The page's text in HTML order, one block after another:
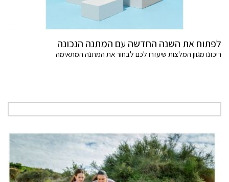
לפתוח את השנה החדשה עם המתנה הנכונה
ריכזנו מגוון המלצות שיעזרו לכם לבחור את המתנה המתאימה